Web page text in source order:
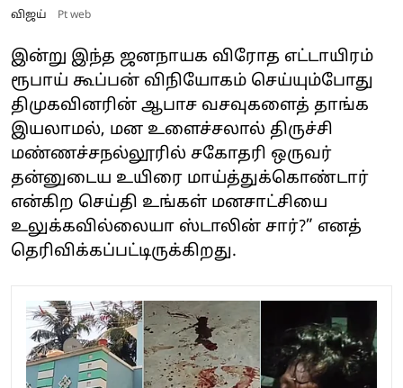
விஜய் Pt web
இன்று இந்த ஜனநாயக விரோத எட்டாயிரம்
ரூபாய் கூப்பன் விநியோகம் செய்யும்போது
திமுகவினரின் ஆபாச வசவுகளைத் தாங்க
இயலாமல், மன உளைச்சலால் திருச்சி
மண்ணச்சநல்லூரில் சகோதரி ஒருவர்
தன்னுடைய உயிரை மாய்த்துக்கொண்டார்
என்கிற செய்தி உங்கள் மனசாட்சியை
உலுக்கவில்லையா ஸ்டாலின் சார்?” எனத்
தெரிவிக்கப்பட்டிருக்கிறது.